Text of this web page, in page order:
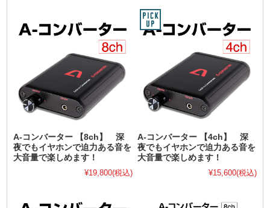
A-コンバーター 【8ch】 深
夜でもイヤホンで迫力ある音を
大音量で楽しめます！
¥19,800(税込)
A-コンバーター 【4ch】 深
夜でもイヤホンで迫力ある音を
大音量で楽しめます！
¥15,600(税込)